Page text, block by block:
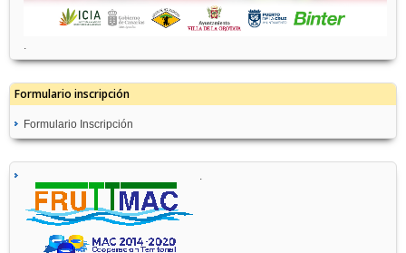
.
Formulario inscripción
Formulario Inscripción
.